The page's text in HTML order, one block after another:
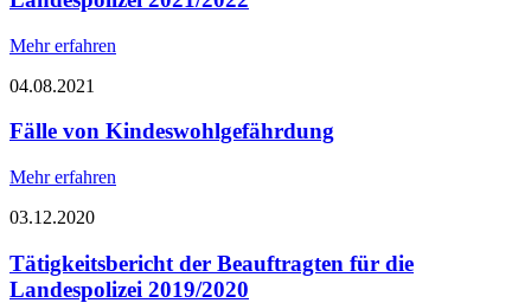
Mehr erfahren
04.08.2021
Fälle von Kindeswohlgefährdung
Mehr erfahren
03.12.2020
Tätigkeitsbericht der Beauftragten für die
Landespolizei 2019/2020